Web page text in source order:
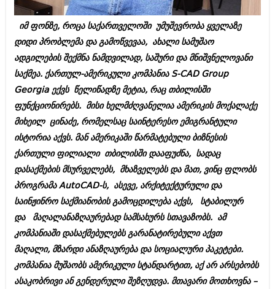
კულინარია
ავტორჩევები
ბელადები
ბიზნესსიახლეები
გვარები
თემიდას სასწორი
იუმორი
კალეიდოსკოპი
ჰოროსკოპი და შეუცნობელი
კრიმინალი
რომანი და დეტექტივი
სახალისო ამბები
შოუბიზნესი
ბიზნესსიახლეები
გვარები
თემიდას სასწორი
იუმორი
კალეიდოსკოპი
ჰოროსკოპი და შეუცნობელი
კრიმინალი
რომანი და დეტექტივი
სახალისო ამბები
შოუბიზნესი
დაიჯესტი
ქალი და მამაკაცი
იმ ფონზე, როცა საქართველოში უმუშევრობა ყველაზე
დიდი პრობლემა და გამოწვევაა, ახალი სამუშაო
ადგილების შექმნა ნამდვილად, საშური და მნიშვნელოვანი
საქმეა. ქართულ-ამერიკული კომპანია S-CAD Group
Georgia ექვს წელიწადზე მეტია, რაც თბილისში
ფუნქციონირებს. მისი ხელმძღვანელია ამერიკის მოქალაქე
მიხეილ ცინაძე, რომელსაც საინტერესო ემიგრანტული
ისტორია აქვს. მან ამერიკაში წარმატებული ბიზნესის
ქართული ფილიალი თბილისში დააფუძნა, სადაც
დასაქმების მსურველებს, მხაზველებს და მათ, ვინც ფლობს
პროგრამა AutoCAD-ს, ასევე, არქიტექტურული და
საინჟინრო საქმიანობის გამოცდილება აქვს, სტაბილურ
და მაღალანაზღაურებად სამსახურს სთავაზობს. ამ
კომპანიაში დასაქმებულებს გარანატირებული აქვთ
მაღალი, მზარდი ანაზღაურება და სოციალური პაკეტები.
კომპანია მუშაობს ამერიკული სტანდარტით, აქ არ არსებობს
ასაკობრივი ან გენდერული შეზღუდვა. მთავარი მოთხოვნა –